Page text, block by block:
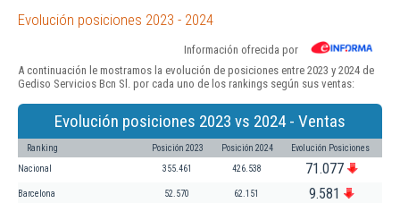
Evolución posiciones 2023 - 2024
Información ofrecida por
A continuación le mostramos la evolución de posiciones entre 2023 y 2024 de
Gediso Servicios Bcn Sl. por cada uno de los rankings según sus ventas:
Evolución posiciones 2023 vs 2024 - Ventas
Ranking Posición 2023 Posición 2024 Evolución Posiciones
Nacional 355.461 426.538 71.077
Barcelona 52.570 62.151 9.581